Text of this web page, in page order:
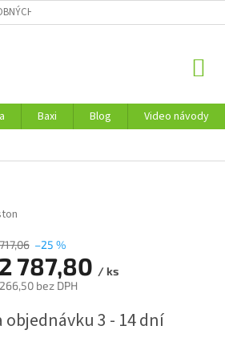
ÚDAJOV
Baxi Blog Video návody
–25 %
787,80 / ks
bez DPH
objednávku 3 - 14 dní